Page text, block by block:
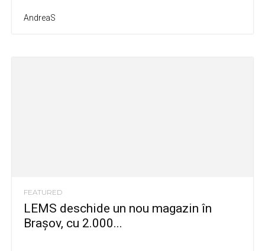
AndreaS
FEATURED
LEMS deschide un nou magazin în
Brașov, cu 2.000...